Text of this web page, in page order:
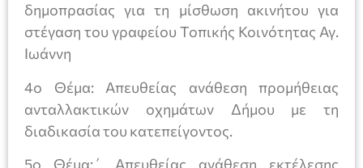
δημοπρασίας για τη μίσθωση ακινήτου για
στέγαση του γραφείου Τοπικής Κοινότητας Αγ.
Ιωάννη
4ο Θέμα: Απευθείας ανάθεση προμήθειας
ανταλλακτικών οχημάτων Δήμου με τη
διαδικασία του κατεπείγοντος.
5ο Θέμα:΄ Απευθείας ανάθεση εκτέλεσης